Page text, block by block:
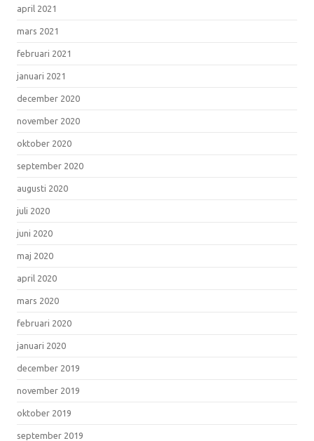
april 2021
mars 2021
februari 2021
januari 2021
december 2020
november 2020
oktober 2020
september 2020
augusti 2020
juli 2020
juni 2020
maj 2020
april 2020
mars 2020
februari 2020
januari 2020
december 2019
november 2019
oktober 2019
september 2019